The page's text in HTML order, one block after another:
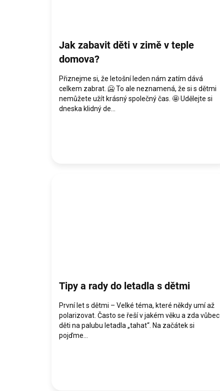
Jak zabavit děti v zimě v teple
domova?
Přiznejme si, že letošní leden nám zatím dává
celkem zabrat. 🥶 To ale neznamená, že si s dětmi
nemůžete užít krásný společný čas. 🤩 Udělejte si
dneska klidný de...
Tipy a rady do letadla s dětmi
První let s dětmi – Velké téma, které někdy umí až
polarizovat. Často se řeší v jakém věku a zda vůbec
děti na palubu letadla „tahat“. Na začátek si
pojďme...